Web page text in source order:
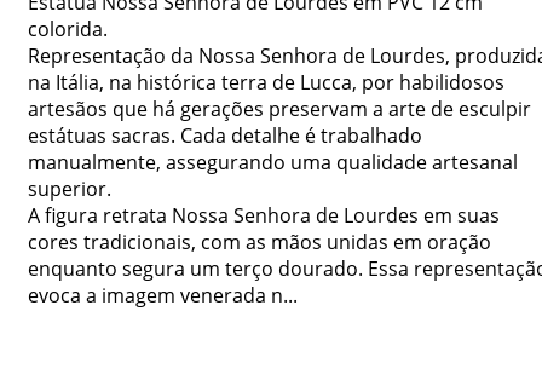
colorida.
Representação da Nossa Senhora de Lourdes,
na Itália, na histórica terra de Lucca, por habilidosos
artesãos que há gerações preservam a arte de esculpir
estátuas sacras. Cada detalhe é trabalhado
manualmente, assegurando uma qualidade artesanal
superior.
A figura retrata Nossa Senhora de Lourdes em suas
cores tradicionais, com as mãos unidas em oração
enquanto segura um terço dourado. Essa
evoca a imagem venerada n...